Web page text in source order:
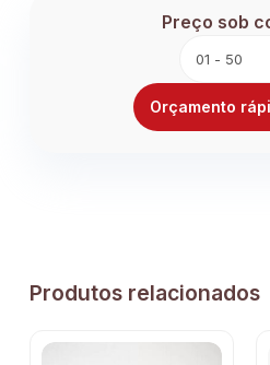
Preço sob
Orçamento
Produtos relacionados